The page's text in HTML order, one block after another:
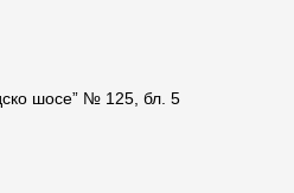
шосе” № 125, бл. 5